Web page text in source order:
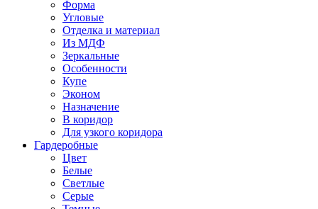
Форма
Угловые
Отделка и материал
Из МДФ
Зеркальные
Особенности
Купе
Эконом
Назначение
В коридор
Для узкого коридора
Гардеробные
Цвет
Белые
Светлые
Серые